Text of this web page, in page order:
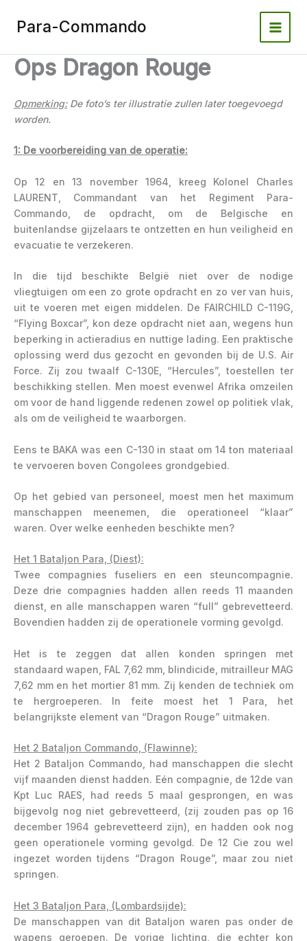
naar
inhoud
Para-Commando
Ops Dragon Rouge
Opmerking:De foto’s ter illustratie zullen later toegevoegd
worden.
1: De voorbereiding van de operatie:
Op 12 en 13 november 1964, kreeg Kolonel Charles
LAURENT, Commandant van het Regiment Para-
Commando, de opdracht, om de Belgische en
buitenlandse gijzelaars te ontzetten en hun veiligheid en
evacuatie te verzekeren.
In die tijd beschikte België niet over de nodige
vliegtuigen om een zo grote opdracht en zo ver van huis,
uit te voeren met eigen middelen. De FAIRCHILD C-119G,
“Flying Boxcar”, kon deze opdracht niet aan, wegens hun
beperking in actieradius en nuttige lading. Een praktische
oplossing werd dus gezocht en gevonden bij de U.S. Air
Force. Zij zou twaalf C-130E, “Hercules”, toestellen ter
beschikking stellen. Men moest evenwel Afrika omzeilen
om voor de hand liggende redenen zowel op politiek vlak,
als om de veiligheid te waarborgen.
Eens te BAKA was een C-130 in staat om 14 ton materiaal
te vervoeren boven Congolees grondgebied.
Op het gebied van personeel, moest men het maximum
manschappen meenemen, die operationeel “klaar”
waren. Over welke eenheden beschikte men?
Het 1 Bataljon Para, (Diest):
Twee compagnies fuseliers en een steuncompagnie.
Deze drie compagnies hadden allen reeds 11 maanden
dienst, en alle manschappen waren “full” gebrevetteerd.
Bovendien hadden zij de operationele vorming gevolgd.
Het is te zeggen dat allen konden springen met
standaard wapen, FAL 7,62 mm, blindicide, mitrailleur MAG
7,62 mm en het mortier 81 mm. Zij kenden de techniek om
te hergroeperen. In feite moest het 1 Para, het
belangrijkste element van “Dragon Rouge” uitmaken.
Het 2 Bataljon Commando, (Flawinne):
Het 2 Bataljon Commando, had manschappen die slecht
vijf maanden dienst hadden. Eén compagnie, de 12de van
Kpt Luc RAES, had reeds 5 maal gesprongen, en was
bijgevolg nog niet gebrevetteerd, (zij zouden pas op 16
december 1964 gebrevetteerd zijn), en hadden ook nog
geen operationele vorming gevolgd. De 12 Cie zou wel
ingezet worden tijdens “Dragon Rouge”, maar zou niet
springen.
Het 3 Bataljon Para, (Lombardsijde):
De manschappen van dit Bataljon waren pas onder de
wapens geroepen. De vorige lichting, die echter kon